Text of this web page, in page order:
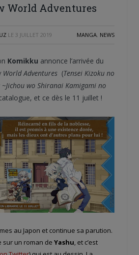
World Adventures
LE 3 JUILLET 2019 MANGA, NEWS
Komikku annonce l’arrivée du
World Adventures (Tensei Kizoku no
wo Shiranai Kamigami no
et ce dès le 11 juillet !
au Japon et continue sa parution.
sur un roman de Yashu, et c’est